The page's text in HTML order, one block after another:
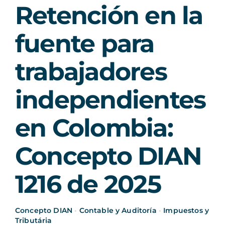
Retención en la
fuente para
trabajadores
independientes
en Colombia:
Concepto DIAN
1216 de 2025
Concepto DIAN • Contable y Auditoría • Impuestos y
Tributária